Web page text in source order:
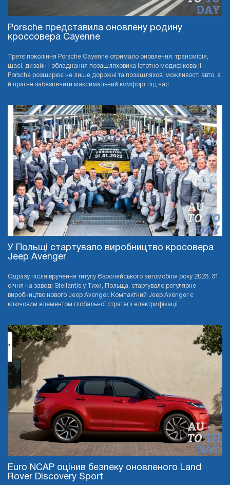
Porsche представила оновлену родину
кроссовера Cayenne
Третє покоління Porsche Cayenne отримало оновлення: трансмісія,
шасі, дизайн і обладнання позашляховика істотно модифіковані.
Porsche розширює не лише дорожні та позашляхові можливості авто, а
й прагне забезпечити максимальний комфорт під час ...
У Польщі стартувало виробництво кросовера
Jeep Avenger
Одразу після вручення титулу Європейського автомобіля року 2023, 31
січня на заводі Stellantis у Тихи, Польща, стартувало регулярне
виробництво нового Jeep Avenger. Компактний Jeep Avenger є
ключовим елементом глобальної стратегії електрифікації ...
Euro NCAP оцінив безпеку оновленого Land
Rover Discovery Sport